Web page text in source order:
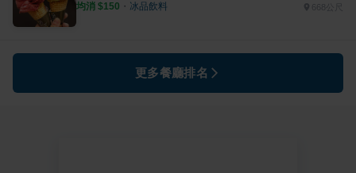
均消 $150 ・ 冰品飲料
更多餐廳排名